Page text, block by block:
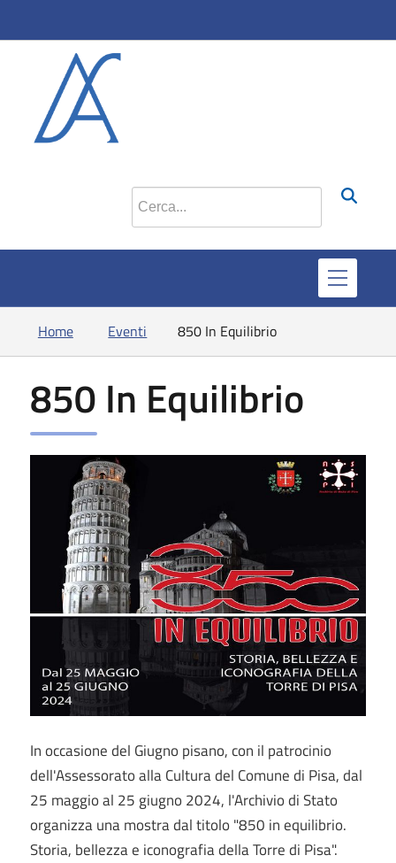
Cerca nel sito
Home Eventi 850 In Equilibrio
850 In Equilibrio
In occasione del Giugno pisano, con il patrocinio
dell'Assessorato alla Cultura del Comune di Pisa, dal
25 maggio al 25 giugno 2024, l'Archivio di Stato
organizza una mostra dal titolo "850 in equilibrio.
Storia, bellezza e iconografia della Torre di Pisa".